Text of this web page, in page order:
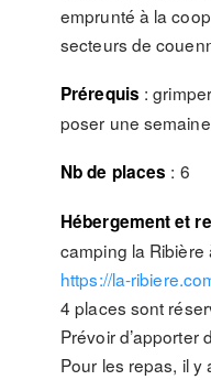
emprunté à la
secteurs de
Prérequis :
poser une
Nb de places : 6
Hébergement et
camping la Ribière
https://la-
4 places sont
Prévoir d’apporter
Pour les repas, il y